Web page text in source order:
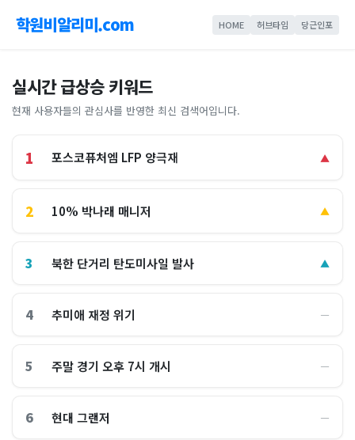
학원비알리미.com HOME 허브타임 당근인포
실시간 급상승 키워드
현재 사용자들의 관심사를 반영한 최신 검색어입니다.
1 포스코퓨처엠 LFP 양극재 ▲
2 10% 박나래 매니저 ▲
3 북한 단거리 탄도미사일 발사 ▲
4 추미애 재정 위기 ―
5 주말 경기 오후 7시 개시 ―
6 현대 그랜저 ―